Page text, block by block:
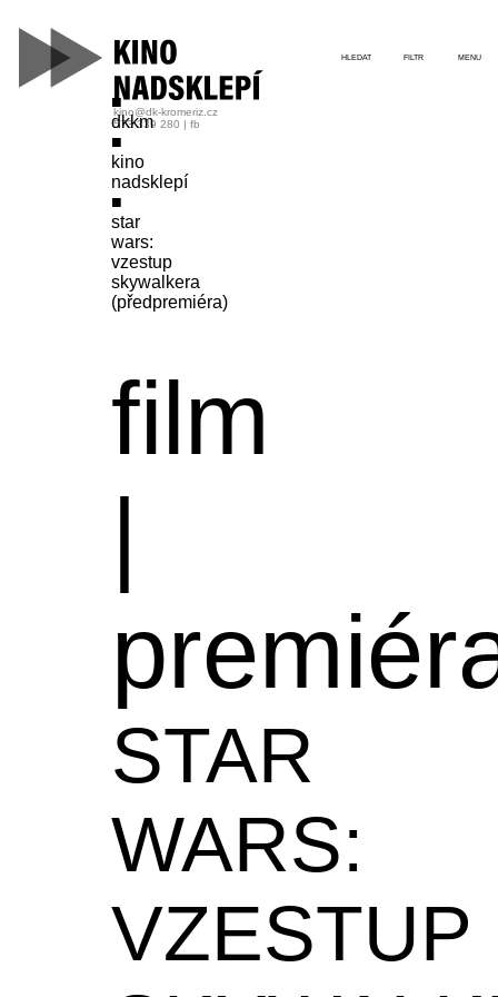
dkkm
kino
nadsklepí
star
wars:
vzestup
skywalkera
(předpremiéra)
film
|
STAR
WARS:
VZESTUP
kino@dk-kromeriz.cz
573 339 280 | fb
HLEDAT FILTR MENU